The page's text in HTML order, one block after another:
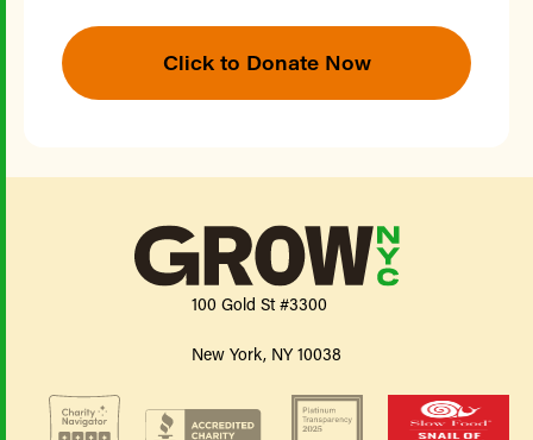
Click to Donate Now
100 Gold St #3300
New York, NY 10038